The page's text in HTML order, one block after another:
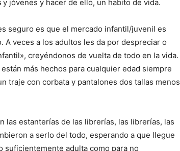
y jóvenes y hacer de ello, un hábito de vida.
seguro es que el mercado infantil/juvenil es
A veces a los adultos les da por despreciar o
creyéndonos de vuelta de todo en la vida.
más hechos para cualquier edad siempre
traje con corbata y pantalones dos tallas menos
las estanterías de las librerías, las librerías, las
a serlo del todo, esperando a que llegue
suficientemente adulta como para no